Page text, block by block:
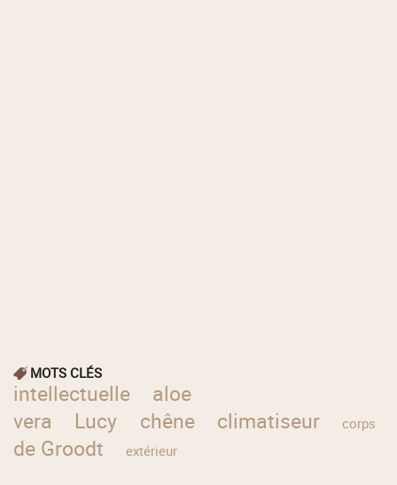
MOTS CLÉS
intellectuelle
aloe
vera
Lucy chêne climatiseur corps
de Groodt extérieur